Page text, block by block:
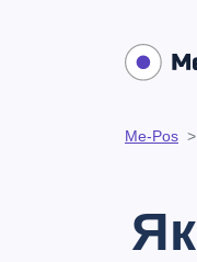
Me-Pos
Як